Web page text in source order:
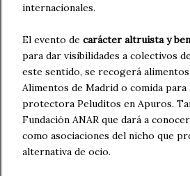
internacionales.
El evento de carácter altruista y
para dar visibilidades a colectivos
este sentido, se recogerá
Alimentos de Madrid o comida para
protectora Peluditos en Apuros.
Fundación ANAR que dará a
como asociaciones del nicho que
alternativa de ocio.